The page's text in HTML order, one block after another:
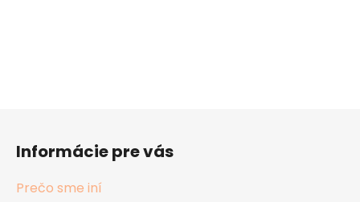
Informácie pre vás
Prečo sme iní